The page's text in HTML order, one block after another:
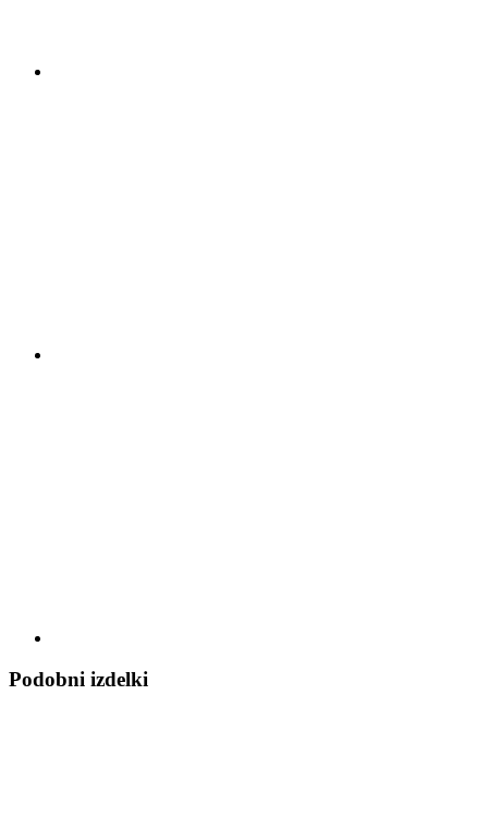
Podobni izdelki